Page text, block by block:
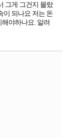
그게 그건지 몰랐
이 되나요 저는 돈
야하나요. 알려